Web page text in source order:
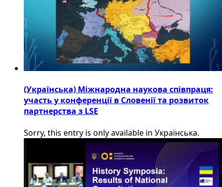
(Українська) Міжнародна наукова співпраця:
участь у конференції в Словенії та розвиток
партнерства з LSE
Sorry, this entry is only available in Українська.